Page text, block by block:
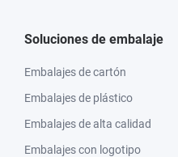
Soluciones de embalaje
Embalajes de cartón
Embalajes de plástico
Embalajes de alta calidad
Embalajes con logotipo